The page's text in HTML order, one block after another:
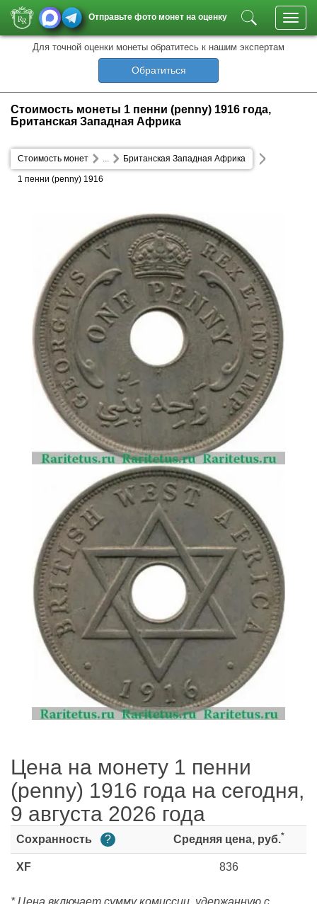
Отправьте фото монет на оценку
Для точной оценки монеты обратитесь к нашим экспертам
Обратиться
Стоимость монеты 1 пенни (penny) 1916 года,
Британская Западная Африка
Стоимость монет Британская Западная Африка
...
1 пенни (penny) 1916
Цена на монету 1 пенни
(penny) 1916 года на сегодня,
9 августа 2026 года
Сохранность ? Средняя цена, руб.*
XF 836
* Цена включает сумму комиссии, удержанную с